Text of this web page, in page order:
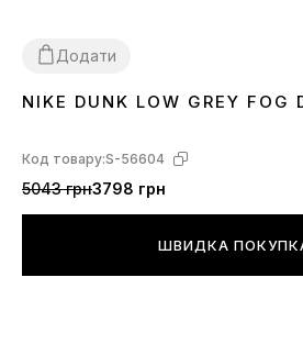
Додати
3637 383940 4142 43 44 45
NIKE DUNK LOW GREY FOG
Код товару:S-56604
5043 грн3798 грн
ШВИДКА